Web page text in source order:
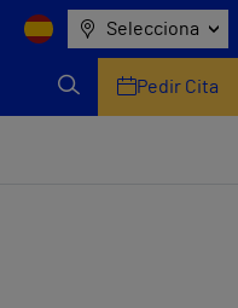
Selecciona
Pedir Cita